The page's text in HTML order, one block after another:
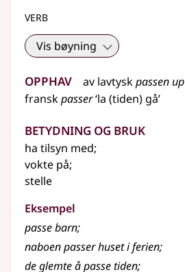
verb
Vis bøyning
Opphav av lavtyskpassen up
franskpasser‘la (tiden) gå’
Betydning og bruk
ha tilsyn med;
vokte på;
stelle
Eksempel
passebarn;
naboen passer huset i ferien;
de glemte å passe tiden;